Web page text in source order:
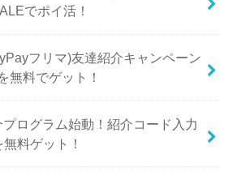
でポイ活！
フリマ)友達紹介キャンペーン
無料でゲット！
ログラム始動！紹介コード入力
料ゲット！